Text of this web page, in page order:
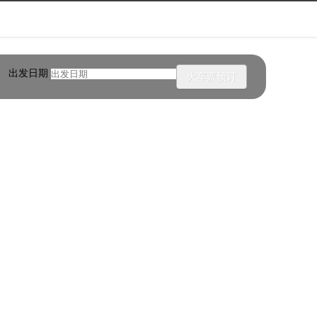
出发日期 火车票预订